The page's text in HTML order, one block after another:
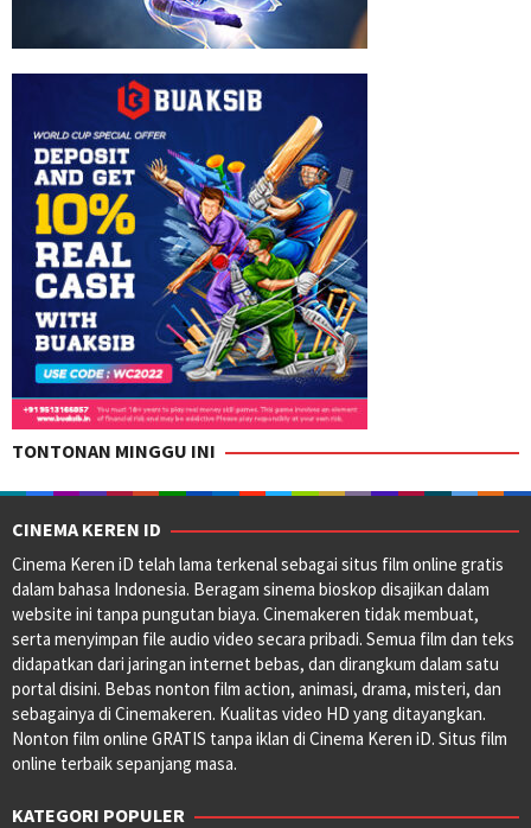
TONTONAN MINGGU INI
CINEMA KEREN ID
Cinema Keren iD telah lama terkenal sebagai situs film online gratis
dalam bahasa Indonesia. Beragam sinema bioskop disajikan dalam
website ini tanpa pungutan biaya. Cinemakeren tidak membuat,
serta menyimpan file audio video secara pribadi. Semua film dan teks
didapatkan dari jaringan internet bebas, dan dirangkum dalam satu
portal disini. Bebas nonton film action, animasi, drama, misteri, dan
sebagainya di Cinemakeren. Kualitas video HD yang ditayangkan.
Nonton film online GRATIS tanpa iklan di Cinema Keren iD. Situs film
online terbaik sepanjang masa.
KATEGORI POPULER